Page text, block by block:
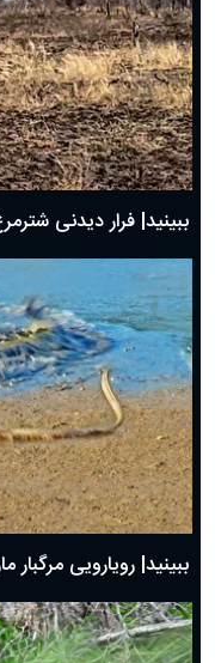
ببینید| فرار دیدنی
ببینید| رویارویی مرگبار